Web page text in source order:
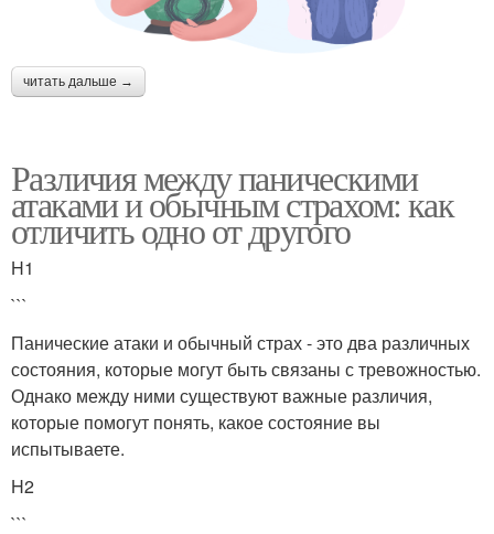
читать дальше →
Различия между паническими
атаками и обычным страхом: как
отличить одно от другого
H1
```
Панические атаки и обычный страх - это два различных
состояния, которые могут быть связаны с тревожностью.
Однако между ними существуют важные различия,
которые помогут понять, какое состояние вы
испытываете.
H2
```